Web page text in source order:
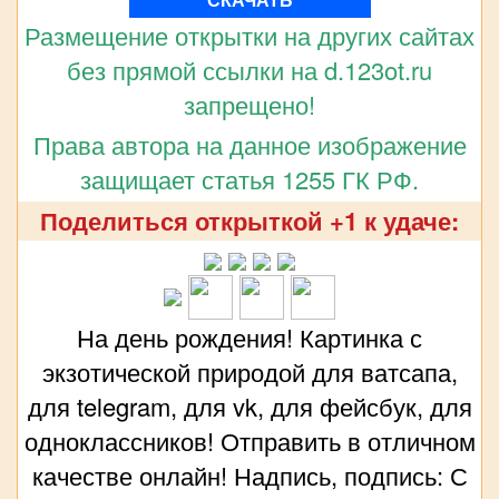
Размещение открытки на других сайтах
без прямой ссылки на d.123ot.ru
запрещено!
Права автора на данное изображение
защищает статья 1255 ГК РФ.
Поделиться открыткой +1 к удаче:
На день рождения! Картинка с
экзотической природой для ватсапа,
для telegram, для vk, для фейсбук, для
одноклассников! Отправить в отличном
качестве онлайн! Надпись, подпись: С